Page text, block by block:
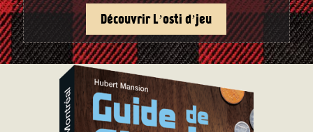
Découvrir L’osti d’jeu